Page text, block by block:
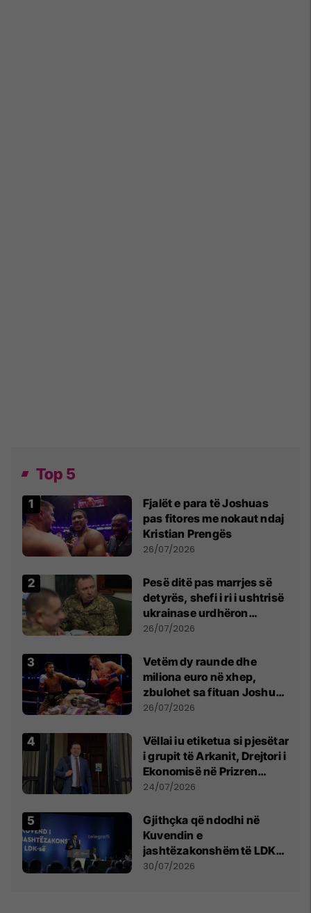
Top 5
Fjalët e para të Joshuas
pas fitores me nokaut ndaj
Kristian Prengës
26/07/2026
Pesë ditë pas marrjes së
detyrës, shefi i ri i ushtrisë
ukrainase urdhëron
kontroll të madh
26/07/2026
Vetëm dy raunde dhe
miliona euro në xhep,
zbulohet sa fituan Joshua
e Prenga
26/07/2026
Vëllai iu etiketua si pjesëtar
i grupit të Arkanit, Drejtori i
Ekonomisë në Prizren
mohon pretendimet
24/07/2026
Gjithçka që ndodhi në
Kuvendin e
jashtëzakonshëm të LDK-
së
30/07/2026